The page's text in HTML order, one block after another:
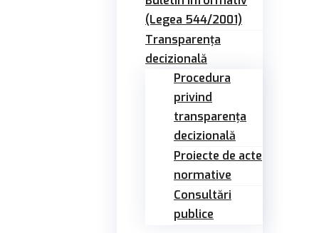
(Legea 544/2001)
Transparența
decizională
Procedura
privind
transparența
decizională
Proiecte de acte
normative
Consultări
publice